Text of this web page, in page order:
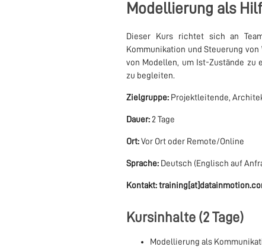
Modellierung als
Dieser Kurs richtet sich an
Kommunikation und Steuerung
von Modellen, um Ist-Zustände zu
zu begleiten.
Zielgruppe:Projektleitende,
Dauer:2 Tage
Ort:Vor Ort oder Remote/Online
Sprache:Deutsch (Englisch auf
Kontakt:
Kursinhalte (2 Tage)
Modellierung als